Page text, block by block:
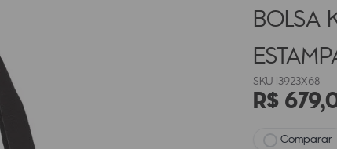
BOLSA
I3923X68
R$679,
Comparar